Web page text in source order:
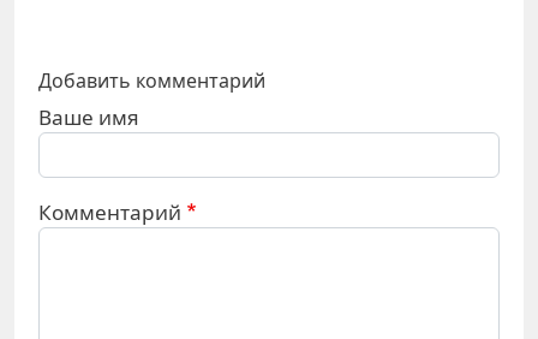
Добавить комментарий
Ваше имя
Комментарий